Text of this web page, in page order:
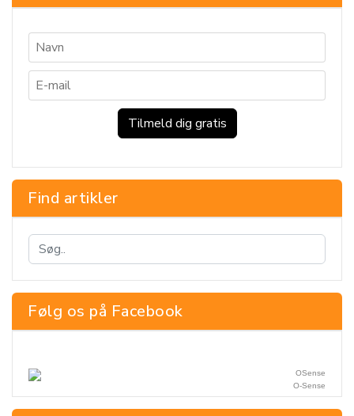
Find artikler
Følg os på Facebook
O-Sense